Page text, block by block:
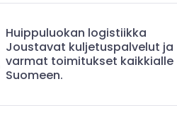
Huippuluokan logistiikka
Joustavat kuljetuspalvelut ja
varmat toimitukset kaikkialle
Suomeen.